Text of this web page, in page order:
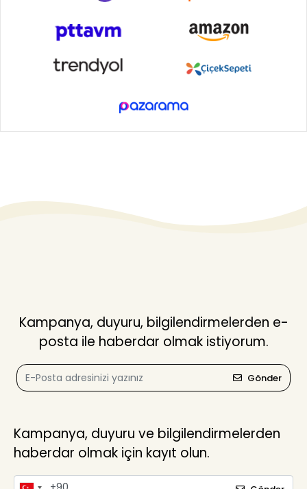
Kampanya, duyuru, bilgilendirmelerden e-
posta ile haberdar olmak istiyorum.
Gönder
Kampanya, duyuru ve bilgilendirmelerden
haberdar olmak için kayıt olun.